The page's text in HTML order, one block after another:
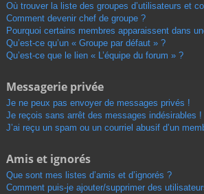
Où trouver la liste des groupes d’utilisateurs et
Comment devenir chef de groupe ?
Pourquoi certains membres apparaissent dans
Qu’est-ce qu’un « Groupe par défaut » ?
Qu’est-ce que le lien « L’équipe du forum » ?
Messagerie privée
Je ne peux pas envoyer de messages privés !
Je reçois sans arrêt des messages indésirables !
J’ai reçu un spam ou un courriel abusif d’un
Amis et ignorés
Que sont mes listes d’amis et d’ignorés ?
Comment puis-je ajouter/supprimer des